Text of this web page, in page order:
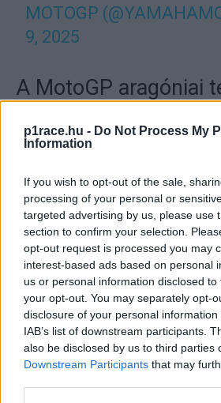
p1race.hu - Do Not Process My
Information
If you wish to opt-out of the sale,
processing of your personal or
targeted advertising by us, please use
section to confirm your selection.
opt-out request is processed you may
interest-based ads based on personal
us or personal information disclosed
your opt-out. You may separately opt-
disclosure of your personal
IAB’s list of downstream participants.
also be disclosed by us to third parties
Downstream Participants that may
MOTOGP
9, 2025
A MotoGP aragóniai
#ARAGONTEST! 🏁
A LATE IMPROVEMENT
MAVERICK JUMP TO
A 1:45.694 AHEAD OF
AND
#MOTOGP
PIC.TWITTER.COM/
— MOTOGP™🏁